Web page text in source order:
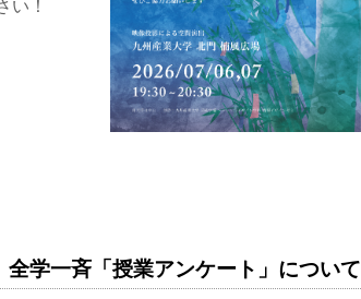
全学一斉「授業アンケート」について